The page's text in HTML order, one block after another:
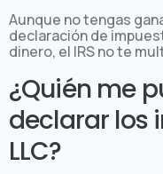
Aunque no tengas
declaración de
dinero, el IRS no te
¿Quién me
declarar los
LLC?